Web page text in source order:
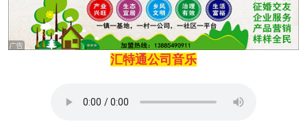
汇特通公司音乐